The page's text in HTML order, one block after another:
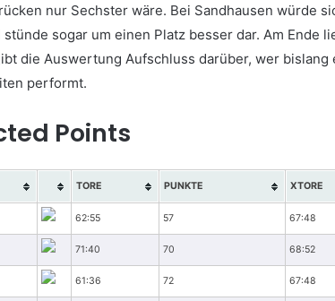
nur Sechster wäre. Bei Sandhausen würde
sogar um einen Platz besser dar. Am Ende
die Auswertung Aufschluss darüber, wer
performt.
Points
TORE PUNKTE XTORE
62:55 57 67:48
71:40 70 68:52
61:36 72 67:48